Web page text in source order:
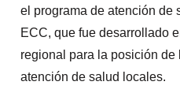
el programa de atención de
ECC, que fue desarrollado
regional para la posición de
atención de salud locales.